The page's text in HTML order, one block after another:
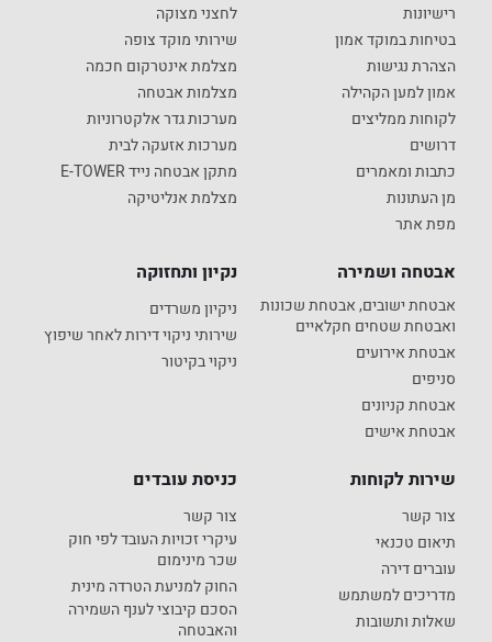
רישיונות
בטיחות במוקד אמון
הצהרת נגישות
אמון למען הקהילה
לקוחות ממליצים
דרושים
כתבות ומאמרים
מן העתונות
מפת אתר
לחצני מצוקה
שירותי מוקד צופה
מצלמת אינטרקום חכמה
מצלמות אבטחה
מערכות גדר אלקטרוניות
מערכות אזעקה לבית
מתקן אבטחה נייד E-TOWER
מצלמת אנליטיקה
אבטחה ושמירה
אבטחת ישובים, אבטחת שכונות
ואבטחת שטחים חקלאיים
אבטחת אירועים
סניפים
אבטחת קניונים
אבטחת אישים
נקיון ותחזוקה
ניקיון משרדים
שירותי ניקוי דירות לאחר שיפוץ
ניקוי בקיטור
שירות לקוחות
צור קשר
תיאום טכנאי
עוברים דירה
מדריכים למשתמש
שאלות ותשובות
כניסת עובדים
צור קשר
עיקרי זכויות העובד לפי חוק
שכר מינימום
החוק למניעת הטרדה מינית
הסכם קיבוצי לענף השמירה
והאבטחה